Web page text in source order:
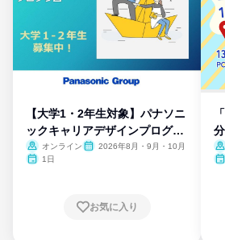
【大学1・2年生対象】パナソニ
ックキャリアデザインプログラ
ム
オンライン
2026年8月・9月・10月
1日
お気に入り